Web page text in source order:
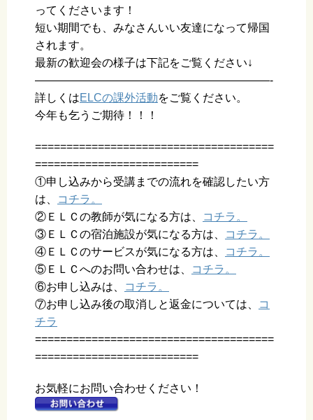
ってくださいます！
短い期間でも、みなさんいい友達になって帰国
されます。
最新の歓迎会の様子は下記をご覧ください↓
—————————————————————-
詳しくはELCの課外活動をご覧ください。
今年も乞うご期待！！！
======================================
==========================
①申し込みから受講までの流れを確認したい方
は、
コチラ。
②ＥＬＣの教師が気になる方は、
コチラ。
③ＥＬＣの宿泊施設が気になる方は、
コチラ。
④ＥＬＣのサービスが気になる方は、
コチラ。
⑤ＥＬＣへのお問い合わせは、
コチラ。
⑥お申し込みは、
コチラ。
⑦お申し込み後の取消しと返金については、
コ
チラ
======================================
==========================
お気軽にお問い合わせください！